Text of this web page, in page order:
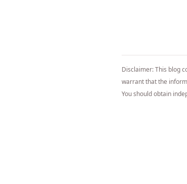
Disclaimer: This blog
warrant that the
You should obtain